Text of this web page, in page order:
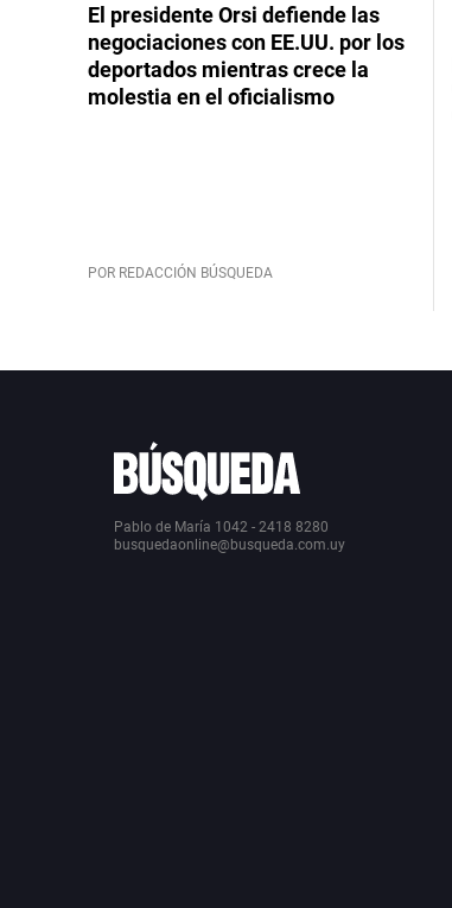
El presidente Orsi defiende las
negociaciones con EE.UU. por los
deportados mientras crece la
molestia en el oficialismo
POR REDACCIÓN BÚSQUEDA
Pablo de María 1042 - 2418 8280
busquedaonline@busqueda.com.uy